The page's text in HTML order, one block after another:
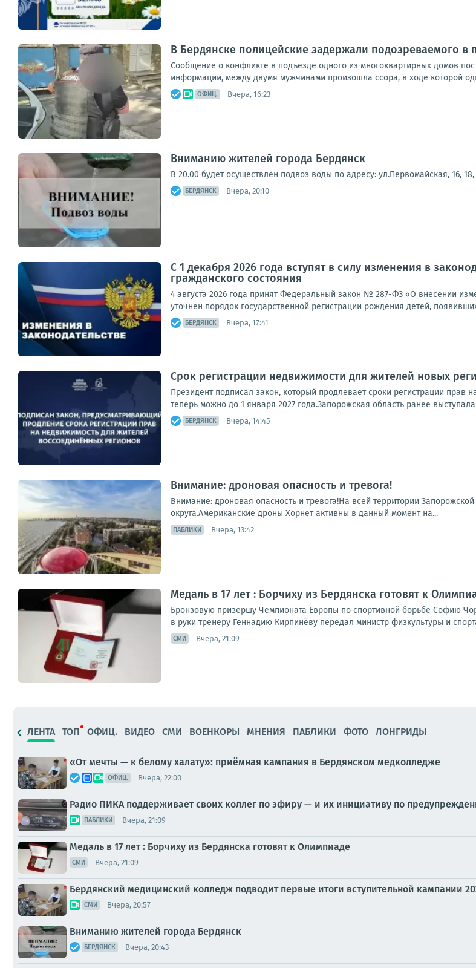
В Бердянске полицейские задержали подозреваемого
Сообщение о конфликте в подъезде одного из многоквартирных домов
информации, между двумя мужчинами произошла ссора, в ходе которой
ОФИЦ. Вчера, 16:23
Вниманию жителей города Бердянск
В 20.00 будет осуществлен подвоз воды по адресу: ул.Первомайская, 16, 18,
БЕРДЯНСК Вчера, 20:10
С 1 декабря 2026 года вступят в силу изменения в
гражданского состояния
4 августа 2026 года принят Федеральный закон № 287-ФЗ «О внесении
уточнен порядок государственной регистрации рождения детей,
БЕРДЯНСК Вчера, 17:41
Срок регистрации недвижимости для жителей новых
Президент подписал закон, который продлевает сроки регистрации
теперь можно до 1 января 2027 года.Запорожская область ранее
БЕРДЯНСК Вчера, 14:45
Внимание: дроновая опасность и тревога!
Внимание: дроновая опасность и тревога!На всей территории
округа.Американские дроны Хорнет активны в данный момент на...
ПАБЛИКИ Вчера, 13:42
Медаль в 17 лет : Борчиху из Бердянска готовят к
Бронзовую призершу Чемпионата Европы по спортивной борьбе Софию
в руки тренеру Геннадию Кирпинёву передал министр физкультуры и
СМИ Вчера, 21:09
ЛЕНТА ТОП ОФИЦ. ВИДЕО СМИ ВОЕНКОРЫ МНЕНИЯ ПАБЛИКИ ФОТО ЛОНГРИДЫ
«От мечты — к белому халату»: приёмная кампания в Бердянском медколледже
ОФИЦ. Вчера, 22:00
Радио ПИКА поддерживает своих коллег по эфиру — и их инициативу по
ПАБЛИКИ Вчера, 21:09
Медаль в 17 лет : Борчиху из Бердянска готовят к Олимпиаде
СМИ Вчера, 21:09
Бердянский медицинский колледж подводит первые итоги вступительной кампании
СМИ Вчера, 20:57
Вниманию жителей города Бердянск
БЕРДЯНСК Вчера, 20:43